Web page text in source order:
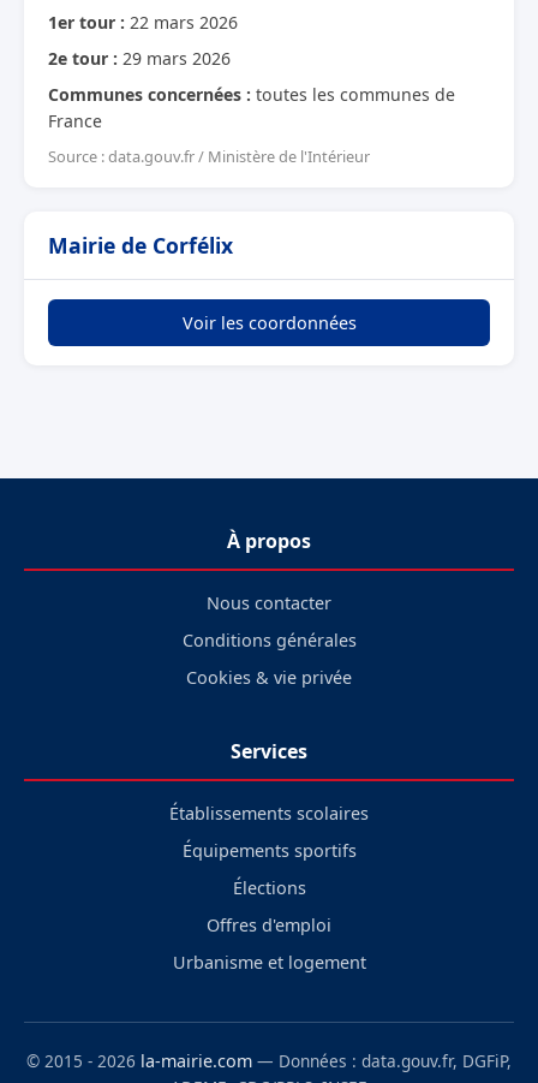
1er tour : 22 mars 2026
2e tour : 29 mars 2026
Communes concernées : toutes les communes de
France
Source : data.gouv.fr / Ministère de l'Intérieur
Mairie de Corfélix
Voir les coordonnées
À propos
Nous contacter
Conditions générales
Cookies & vie privée
Services
Établissements scolaires
Équipements sportifs
Élections
Offres d'emploi
Urbanisme et logement
© 2015 - 2026 la-mairie.com — Données : data.gouv.fr, DGFiP,